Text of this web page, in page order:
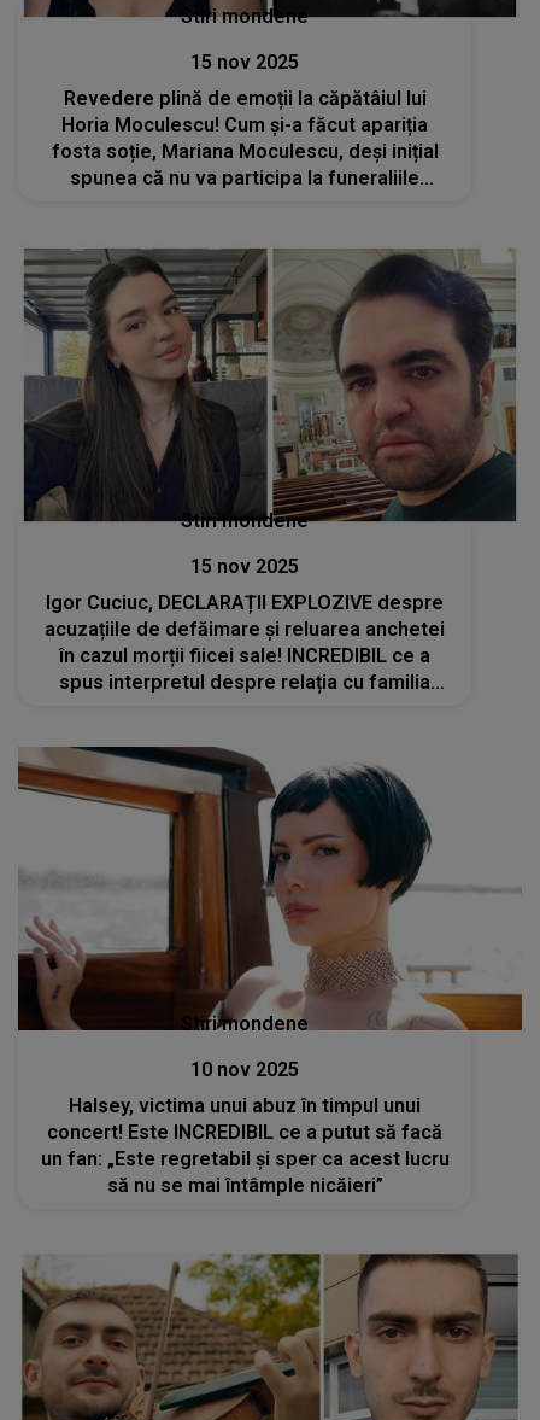
Stiri mondene
15 nov 2025
Revedere plină de emoții la căpătâiul lui
Horia Moculescu! Cum și-a făcut apariția
fosta soție, Mariana Moculescu, deși inițial
spunea că nu va participa la funeraliile
Stiri mondene
15 nov 2025
Igor Cuciuc, DECLARAȚII EXPLOZIVE despre
acuzațiile de defăimare și reluarea anchetei
în cazul morții fiicei sale! INCREDIBIL ce a
spus interpretul despre relația cu familia
Stiri mondene
10 nov 2025
Halsey, victima unui abuz în timpul unui
concert! Este INCREDIBIL ce a putut să facă
un fan: „Este regretabil și sper ca acest lucru
să nu se mai întâmple nicăieri”